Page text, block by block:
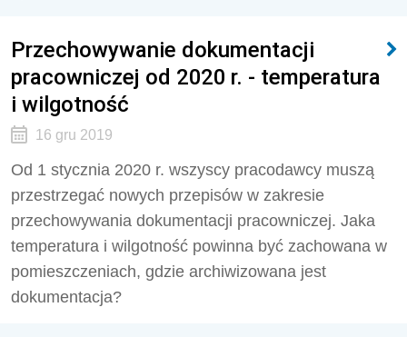
Przechowywanie dokumentacji
pracowniczej od 2020 r. - temperatura
i wilgotność
16 gru 2019
Od 1 stycznia 2020 r. wszyscy pracodawcy muszą
przestrzegać nowych przepisów w zakresie
przechowywania dokumentacji pracowniczej. Jaka
temperatura i wilgotność powinna być zachowana w
pomieszczeniach, gdzie archiwizowana jest
dokumentacja?